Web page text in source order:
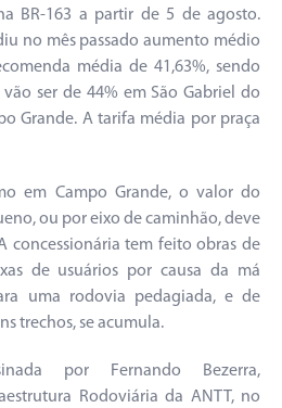
BR-163 a partir de 5 de agosto.
no mês passado aumento médio
média de 41,63%, sendo
ser de 44% em São Gabriel do
Grande. A tarifa média por praça
em Campo Grande, o valor do
ou por eixo de caminhão, deve
concessionária tem feito obras de
de usuários por causa da má
uma rodovia pedagiada, e de
trechos, se acumula.
por Fernando Bezerra,
Rodoviária da ANTT, no